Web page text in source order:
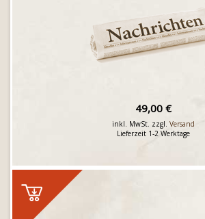
49,00 €
inkl. MwSt. zzgl. Versand
Lieferzeit 1-2 Werktage